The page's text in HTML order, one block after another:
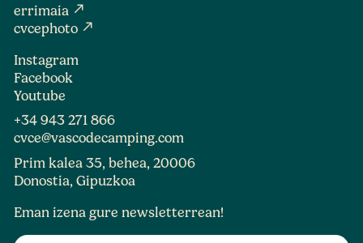
errimaia north_east
cvcephoto north_east
Instagram
Facebook
Youtube
+34 943 271 866
cvce@vascodecamping.com
Prim kalea 35, behea, 20006
Donostia, Gipuzkoa
Eman izena gure newsletterrean!